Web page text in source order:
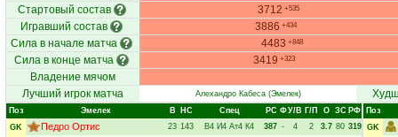
Стартовый состав 3712 +535
Игравший состав 3886 +434
Сила в начале матча 4483 +848
Сила в конце матча 3419 +323
Владение мячом
Лучший игрок матча
Алехандро Кабеса(Эмелек)
Поз Эмелек В НC Спец РC ФУ/В Г/П О ЗС РФ
GK
Педро Ортис 23 143 В4 И4 Ат4 К4 387 - 4 2 3.7 80 319
Поз
GK